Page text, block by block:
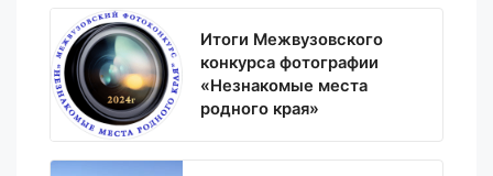
Итоги Межвузовского
конкурса фотографии
«Незнакомые места
родного края»